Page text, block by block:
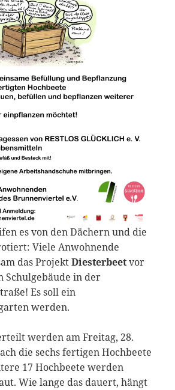
es von den Dächern und die
Viele Anwohnende
das ProjektDiesterbeetvor
Schulgebäude in der
Es soll ein
werden.
werden am Freitag, 28.
die sechs fertigen Hochbeete
17 Hochbeete werden
Wie lange das dauert, hängt